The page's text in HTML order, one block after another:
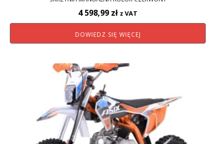
4 598,99 zł z VAT
DOWIEDZ SIĘ WIĘCEJ